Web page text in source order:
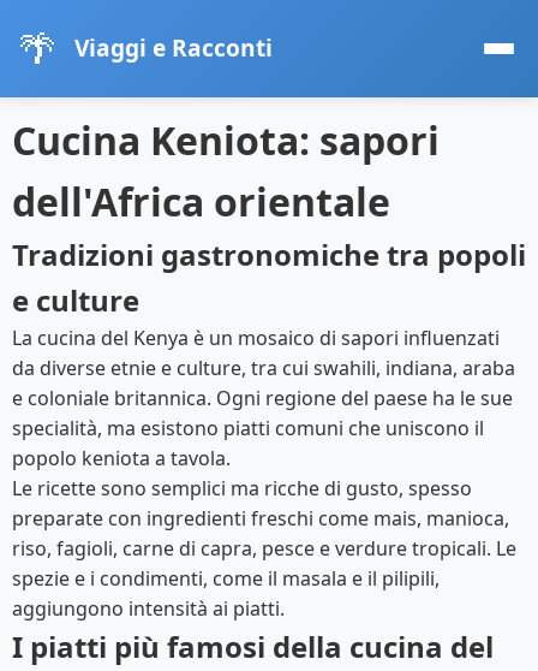
🌴 Viaggi e Racconti
Cucina Keniota: sapori
dell'Africa orientale
Tradizioni gastronomiche tra popoli
e culture
La cucina del Kenya è un mosaico di sapori influenzati
da diverse etnie e culture, tra cui swahili, indiana, araba
e coloniale britannica. Ogni regione del paese ha le sue
specialità, ma esistono piatti comuni che uniscono il
popolo keniota a tavola.
Le ricette sono semplici ma ricche di gusto, spesso
preparate con ingredienti freschi come mais, manioca,
riso, fagioli, carne di capra, pesce e verdure tropicali. Le
spezie e i condimenti, come il masala e il pilipili,
aggiungono intensità ai piatti.
I piatti più famosi della cucina del